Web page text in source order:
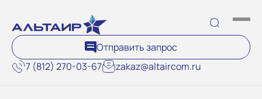
7 (812) 270-03-67 zakaz@altaircom.ru
Отправить запрос